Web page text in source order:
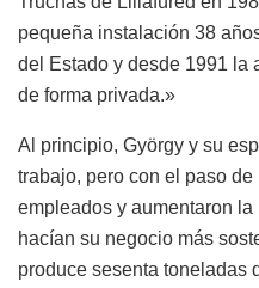
pequeña instalación 38
del Estado y desde 1991 la
de forma privada.»
Al principio, György y su
trabajo, pero con el paso
empleados y aumentaron
hacían su negocio más
produce sesenta toneladas